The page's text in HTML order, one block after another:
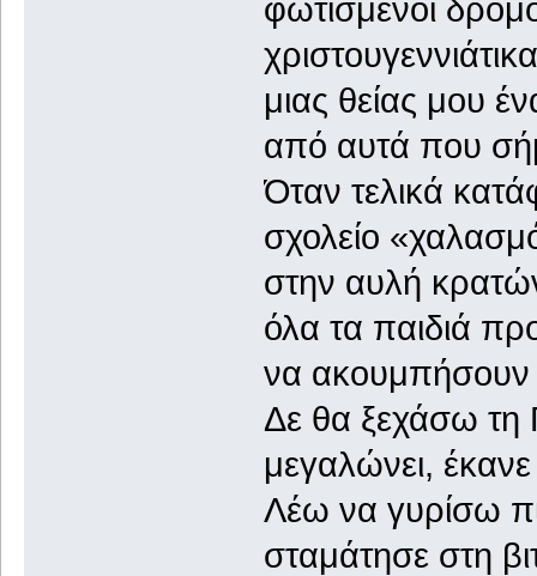
φωτισμένοι
μιας θείας μου
από αυτά που
Όταν τελικά
σχολείο
στην αυλή
όλα τα παιδιά
να ακουμπήσουν
Δε θα ξεχάσω τη
μεγαλώνει,
Λέω να γυρίσω
σταμάτησε στη